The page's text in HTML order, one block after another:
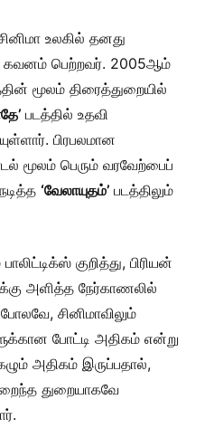
உலகில் தனது
கவனம் பெற்றவர். 2005ஆம்
மூலம் திரைத்துறையில்
படத்தில் உதவி
பிரபலமான
மூலம் பெரும் வரவேற்பைப்
‘வேலாயுதம்’ படத்திலும்
குறித்து, பிரியன்
அளித்த நேர்காணலில்
சினிமாவிலும்
போட்டி அதிகம் என்று
அதிகம் இருப்பதால்,
துறையாகவே